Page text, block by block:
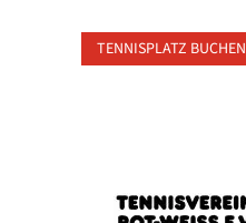
TENNISPLATZ BUCHEN